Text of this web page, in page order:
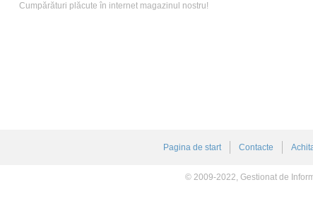
Cumpărături plăcute în internet magazinul nostru!
Pagina de start Contacte
© 2009-2022, Gestionat de